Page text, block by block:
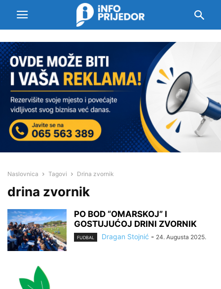
Naslovnica Tagovi Drina zvornik
drina zvornik
PO BOD “OMARSKOJ” I
GOSTUJUĆOJ DRINI ZVORNIK
FUDBAL Dragan Stojnić - 24. Augusta 2025.